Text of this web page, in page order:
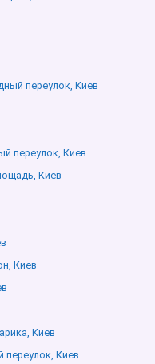
переулок, Киев
переулок, Киев
Киев
Киев
Киев
переулок, Киев